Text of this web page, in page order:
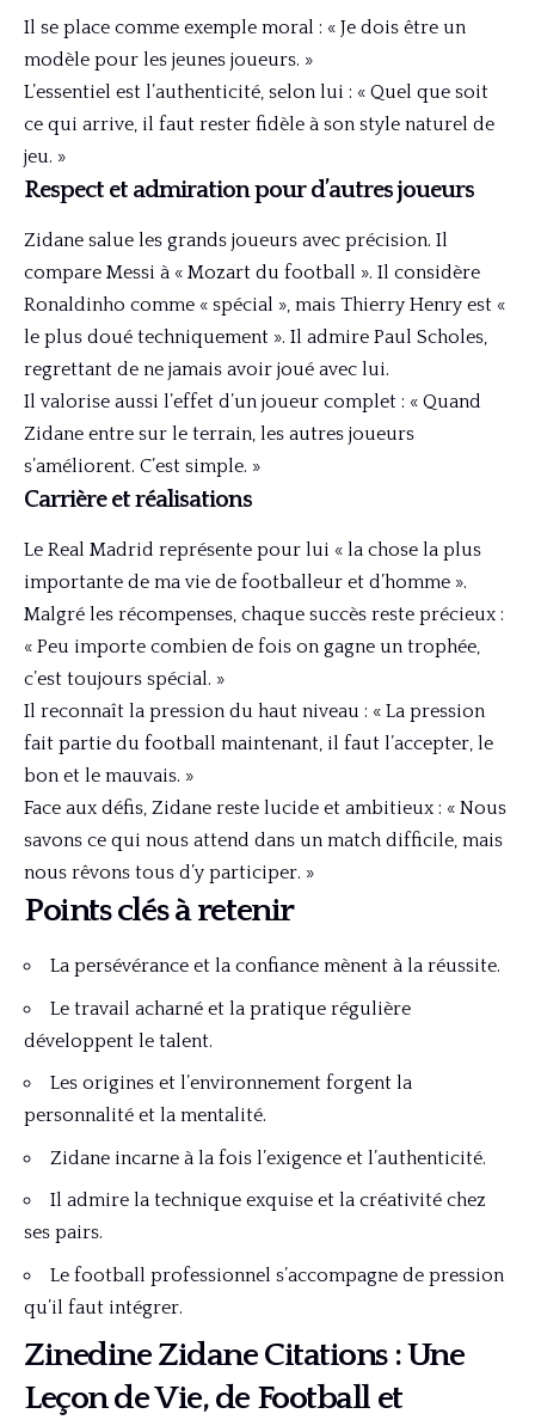
Il se place comme exemple moral : « Je dois être un
modèle pour les jeunes joueurs. »
L’essentiel est l’authenticité, selon lui : « Quel que soit
ce qui arrive, il faut rester fidèle à son style naturel de
jeu. »
Respect et admiration pour d’autres joueurs
Zidane salue les grands joueurs avec précision. Il
compare Messi à « Mozart du football ». Il considère
Ronaldinho comme « spécial », mais Thierry Henry est «
le plus doué techniquement ». Il admire Paul Scholes,
regrettant de ne jamais avoir joué avec lui.
Il valorise aussi l’effet d’un joueur complet : « Quand
Zidane entre sur le terrain, les autres joueurs
s’améliorent. C’est simple. »
Carrière et réalisations
Le Real Madrid représente pour lui « la chose la plus
importante de ma vie de footballeur et d’homme ».
Malgré les récompenses, chaque succès reste précieux :
« Peu importe combien de fois on gagne un trophée,
c’est toujours spécial. »
Il reconnaît la pression du haut niveau : « La pression
fait partie du football maintenant, il faut l’accepter, le
bon et le mauvais. »
Face aux défis, Zidane reste lucide et ambitieux : « Nous
savons ce qui nous attend dans un match difficile, mais
nous rêvons tous d’y participer. »
Points clés à retenir
La persévérance et la confiance mènent à la réussite.
Le travail acharné et la pratique régulière
développent le talent.
Les origines et l’environnement forgent la
personnalité et la mentalité.
Zidane incarne à la fois l’exigence et l’authenticité.
Il admire la technique exquise et la créativité chez
ses pairs.
Le football professionnel s’accompagne de pression
qu’il faut intégrer.
Zinedine Zidane Citations : Une
Leçon de Vie, de Football et